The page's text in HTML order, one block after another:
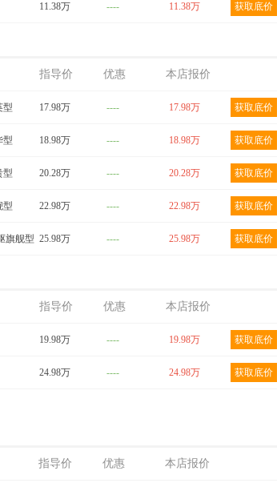
11.38万 ---- 11.38万 获取底价
指导价 优惠 本店报价
型 17.98万 ---- 17.98万 获取底价
型 18.98万 ---- 18.98万 获取底价
型 20.28万 ---- 20.28万 获取底价
型 22.98万 ---- 22.98万 获取底价
旗舰型 25.98万 ---- 25.98万 获取底价
指导价 优惠 本店报价
19.98万 ---- 19.98万 获取底价
24.98万 ---- 24.98万 获取底价
指导价 优惠 本店报价